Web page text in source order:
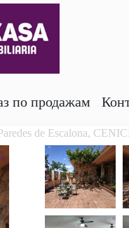
по продажам
de Escalona,